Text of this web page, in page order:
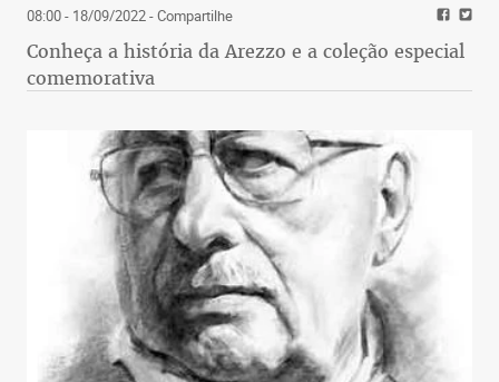
08:00 - 18/09/2022- Compartilhe
Conheça a história da Arezzo e a coleção especial
comemorativa